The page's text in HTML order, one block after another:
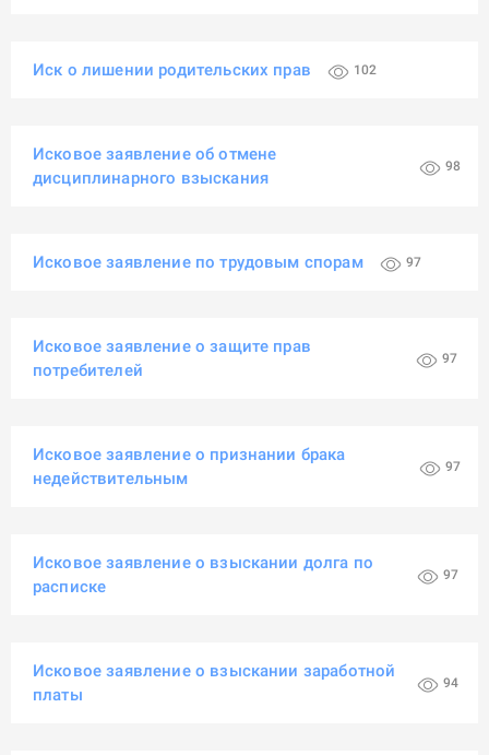
Иск о лишении родительских прав 102
Исковое заявление об отмене
дисциплинарного взыскания
98
Исковое заявление по трудовым спорам 97
Исковое заявление о защите прав
потребителей
97
Исковое заявление о признании брака
недействительным
97
Исковое заявление о взыскании долга по
расписке
97
Исковое заявление о взыскании заработной
платы
94